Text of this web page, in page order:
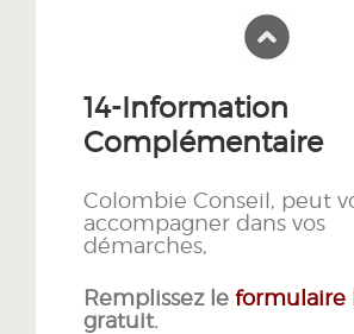
14-Information
Complémentaire
Colombie Conseil, peut
accompagner dans vos
démarches,
Remplissez le formulaire
gratuit.